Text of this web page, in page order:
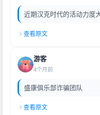
近期汉克时代的活动力度
查看原文
游客
4个月前
盛康俱乐部诈骗团队
查看原文